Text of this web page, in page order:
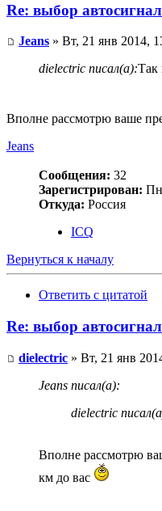
Re: выбор
Jeans » Вт, 21 янв 2014,
dielectric писал(а):Так
Вполне рассмотрю ваше
Jeans
Сообщения: 32
Зарегистрирован:
Откуда: Россия
ICQ
Вернуться к началу
Ответить с цитатой
Re: выбор
dielectric » Вт, 21 янв
Jeans писал(а):
dielectric
Вполне рассмотрю
км до вас